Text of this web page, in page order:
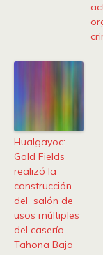
Hualgayoc:
Gold Fields
realizó la
construcción
del salón de
usos múltiples
del caserío
Tahona Baja